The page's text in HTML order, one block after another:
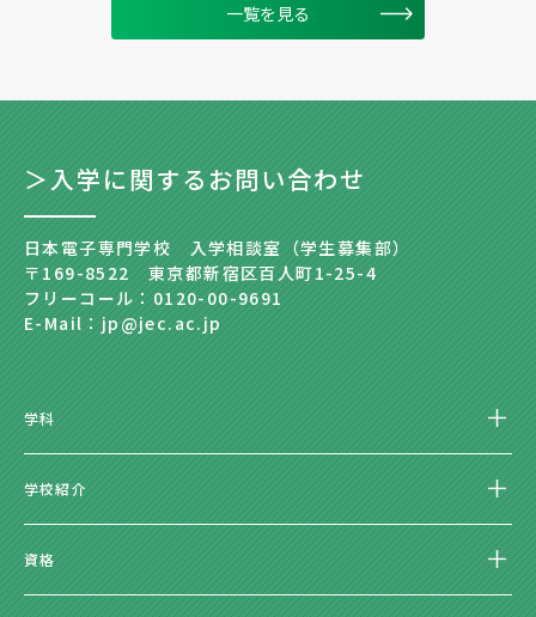
一覧を見る
＞入学に関するお問い合わせ
日本電子専門学校 入学相談室（学生募集部）
〒169-8522 東京都新宿区百人町1-25-4
フリーコール：0120-00-9691
E-Mail：jp@jec.ac.jp
学科
学校紹介
資格